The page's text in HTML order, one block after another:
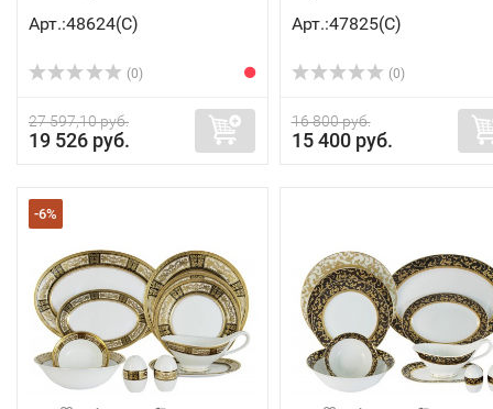
Арт.:48624(C)
(0)
27 597,10 руб.
19 526 руб.
Арт.:47825(C)
(0)
16 800 руб.
15 400 руб.
-6%